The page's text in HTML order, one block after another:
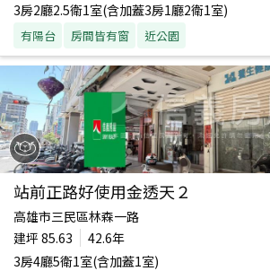
3房2廳2.5衛1室(含加蓋3房1廳2衛1室)
有陽台 房間皆有窗 近公園
站前正路好使用金透天２
高雄市三民區林森一路
建坪 85.63
42.6年
3房4廳5衛1室(含加蓋1室)